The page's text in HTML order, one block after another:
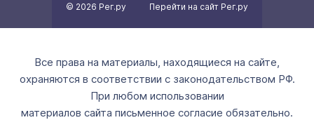
© 2026 Рег.ру Перейти на сайт Рег.ру
Все права на материалы, находящиеся на сайте,
охраняются в соответствии с законодательством РФ.
При любом использовании
материалов сайта письменное согласие обязательно.